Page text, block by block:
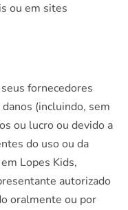
ou em sites
fornecedores
(incluindo, sem
ou lucro ou devido a
do uso ou da
Lopes Kids,
autorizado
oralmente ou por